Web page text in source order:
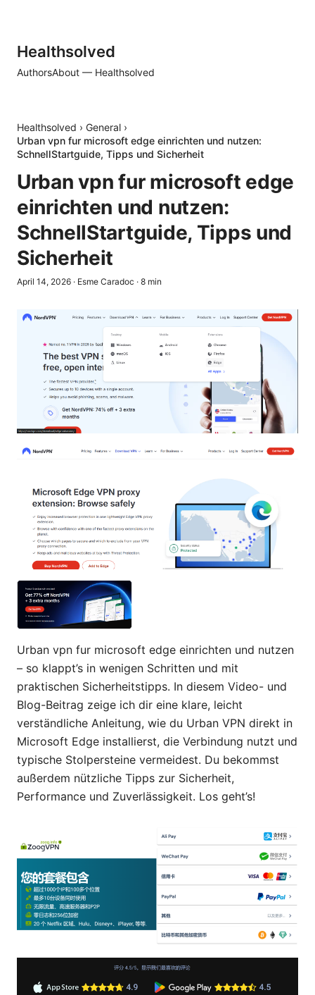
Healthsolved
AuthorsAbout — Healthsolved
Healthsolved › General ›
Urban vpn fur microsoft edge einrichten und nutzen:
SchnellStartguide, Tipps und Sicherheit
Urban vpn fur microsoft edge
einrichten und nutzen:
SchnellStartguide, Tipps und
Sicherheit
April 14, 2026 · Esme Caradoc · 8 min
Urban vpn fur microsoft edge einrichten und nutzen
– so klappt’s in wenigen Schritten und mit
praktischen Sicherheitstipps. In diesem Video- und
Blog-Beitrag zeige ich dir eine klare, leicht
verständliche Anleitung, wie du Urban VPN direkt in
Microsoft Edge installierst, die Verbindung nutzt und
typische Stolpersteine vermeidest. Du bekommst
außerdem nützliche Tipps zur Sicherheit,
Performance und Zuverlässigkeit. Los geht’s!